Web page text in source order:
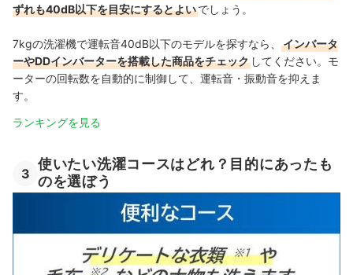
ずれも40dB以下を目安にするとよいでしょう 。
7kgの洗濯機で運転音40dB以下のモデルを探すなら、
インバータ
ーやDDインバーターを搭載した商品をチェック してください。モ
ーターの回転数を自動的に制御して、運転音・振動音を抑えま
す。
ランキングを見る
3
使いたい洗濯コースはどれ？目的にあったも
のを選ぼう